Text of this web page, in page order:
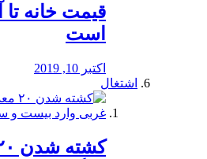
قیمت خانه
است
اکتبر 10, 2019
اشتغال